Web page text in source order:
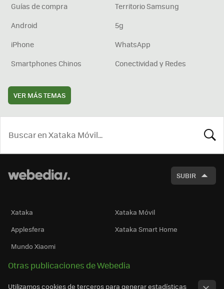
Guías de compra
Territorio Samsung
Android
5g
iPhone
WhatsApp
Smartphones Chinos
Conectividad y Redes
VER MÁS TEMAS
SUBIR
Xataka
Xataka Móvil
Applesfera
Xataka Smart Home
Mundo Xiaomi
Otras publicaciones de Webedia
Utilizamos cookies de terceros para generar estadísticas